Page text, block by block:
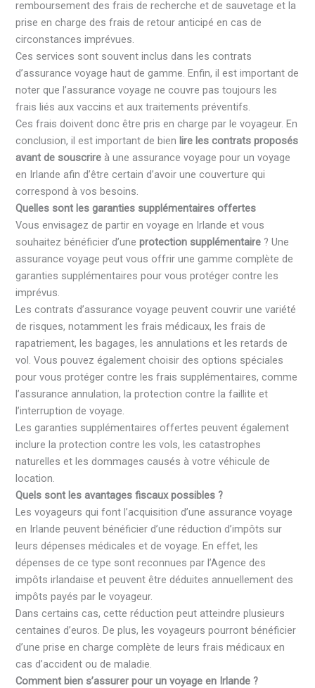
remboursement des frais de recherche et de sauvetage et la
prise en charge des frais de retour anticipé en cas de
circonstances imprévues.
Ces services sont souvent inclus dans les contrats
d’assurance voyage haut de gamme. Enfin, il est important de
noter que l’assurance voyage ne couvre pas toujours les
frais liés aux vaccins et aux traitements préventifs.
Ces frais doivent donc être pris en charge par le voyageur. En
conclusion, il est important de bien lire les contrats proposés
avant de souscrire à une assurance voyage pour un voyage
en Irlande afin d’être certain d’avoir une couverture qui
correspond à vos besoins.
Quelles sont les garanties supplémentaires offertes
Vous envisagez de partir en voyage en Irlande et vous
souhaitez bénéficier d’uneprotection supplémentaire ? Une
assurance voyage peut vous offrir une gamme complète de
garanties supplémentaires pour vous protéger contre les
imprévus.
Les contrats d’assurance voyage peuvent couvrir une variété
de risques, notamment les frais médicaux, les frais de
rapatriement, les bagages, les annulations et les retards de
vol. Vous pouvez également choisir des options spéciales
pour vous protéger contre les frais supplémentaires, comme
l’assurance annulation, la protection contre la faillite et
l’interruption de voyage.
Les garanties supplémentaires offertes peuvent également
inclure la protection contre les vols, les catastrophes
naturelles et les dommages causés à votre véhicule de
location.
Quels sont les avantages fiscaux possibles ?
Les voyageurs qui font l’acquisition d’une assurance voyage
en Irlande peuvent bénéficier d’une réduction d’impôts sur
leurs dépenses médicales et de voyage. En effet, les
dépenses de ce type sont reconnues par l’Agence des
impôts irlandaise et peuvent être déduites annuellement des
impôts payés par le voyageur.
Dans certains cas, cette réduction peut atteindre plusieurs
centaines d’euros. De plus, les voyageurs pourront bénéficier
d’une prise en charge complète de leurs frais médicaux en
cas d’accident ou de maladie.
Comment bien s’assurer pour un voyage en Irlande ?